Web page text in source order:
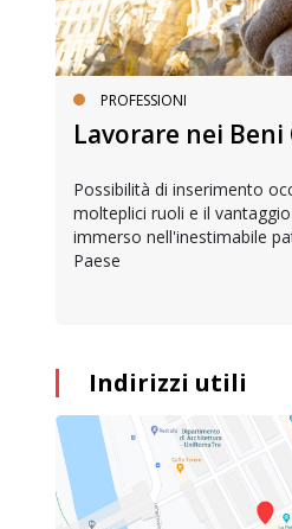
PROFESSIONI
Lavorare nei
Possibilità di inserimento
molteplici ruoli e il
immerso nell'inestimabile
Paese
Indirizzi utili